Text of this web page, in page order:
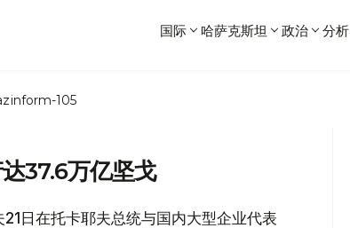
国际 哈萨克斯坦 政治 分析
105
37.6万亿坚戈
日在托卡耶夫总统与国内大型企业代表